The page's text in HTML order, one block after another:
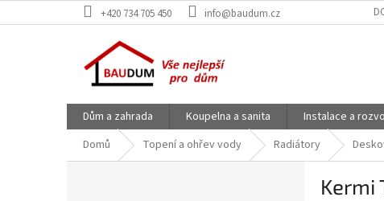
na
+420 734 705 450 info@baudum.cz
Dům a zahrada Koupelna a sanita Instalace a
Domů
Topení a ohřev vody Radiátory
Kermi